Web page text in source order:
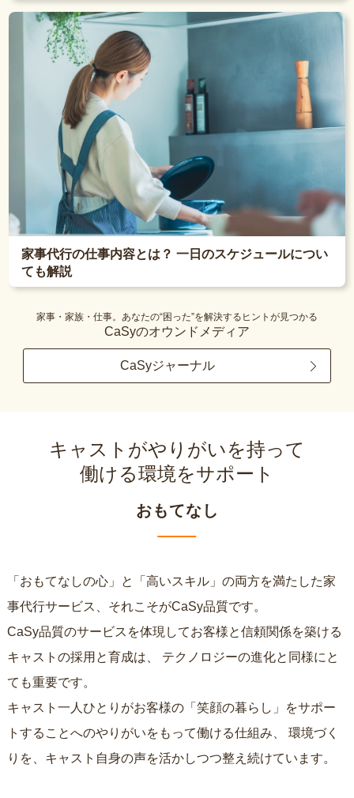
家事代行の仕事内容とは？ 一日のスケジュールについ
ても解説
家事・家族・仕事。あなたの“困った”を解決するヒントが見つかる
CaSyのオウンドメディア
CaSyジャーナル
キャストがやりがいを持って
働ける環境をサポート
おもてなし
「おもてなしの心」と「高いスキル」の両方を満たした家
事代行サービス、それこそがCaSy品質です。
CaSy品質のサービスを体現してお客様と信頼関係を築ける
キャストの採用と育成は、
ても重要です。
キャスト一人ひとりがお客様の「笑顔の暮らし」をサポー
トすることへのやりがいをもって働ける仕組み、
りを、キャスト自身の声を活かしつつ整え続けています。